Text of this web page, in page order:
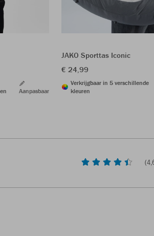
Aanpasbaar
JAKO Sporttas Iconic
€ 24,99
Verkrijgbaar in 5 verschillende
kleuren
(